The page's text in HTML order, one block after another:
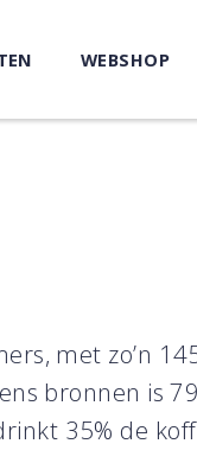
WEBSHOP
met zo’n
bronnen is
35% de